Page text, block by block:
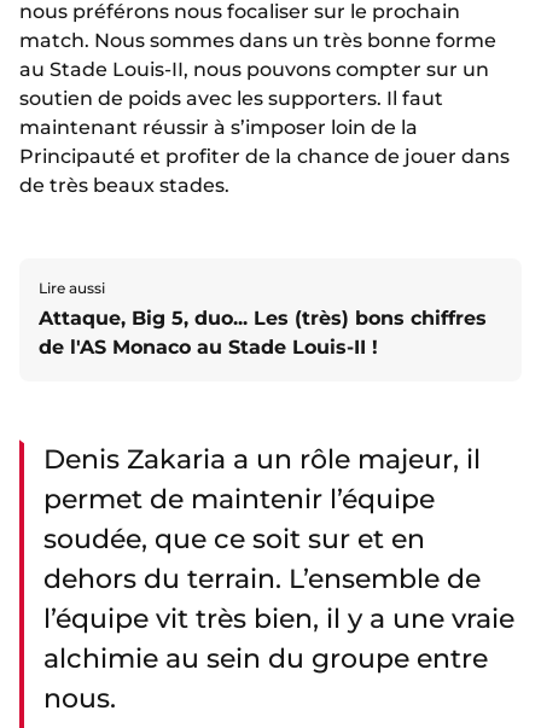
nous préférons nous focaliser sur le prochain
match. Nous sommes dans un très bonne forme
au Stade Louis-II, nous pouvons compter sur un
soutien de poids avec les supporters. Il faut
maintenant réussir à s’imposer loin de la
Principauté et profiter de la chance de jouer dans
de très beaux stades.
Lire aussi
Attaque, Big 5, duo... Les (très) bons chiffres
de l'AS Monaco au Stade Louis-II !
Denis Zakaria a un rôle majeur, il
permet de maintenir l’équipe
soudée, que ce soit sur et en
dehors du terrain. L’ensemble de
l’équipe vit très bien, il y a une vraie
alchimie au sein du groupe entre
nous.